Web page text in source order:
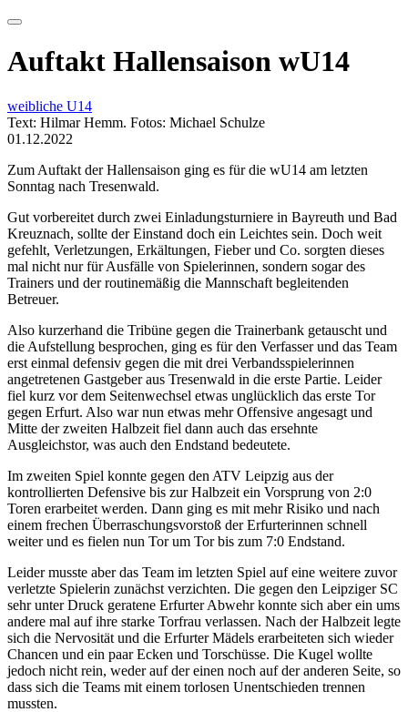
Auftakt Hallensaison wU14
weibliche U14
Text: Hilmar Hemm. Fotos: Michael Schulze
01.12.2022
Zum Auftakt der Hallensaison ging es für die wU14 am letzten
Sonntag nach Tresenwald.
Gut vorbereitet durch zwei Einladungsturniere in Bayreuth und Bad
Kreuznach, sollte der Einstand doch ein Leichtes sein. Doch weit
gefehlt, Verletzungen, Erkältungen, Fieber und Co. sorgten dieses
mal nicht nur für Ausfälle von Spielerinnen, sondern sogar des
Trainers und der routinemäßig die Mannschaft begleitenden
Betreuer.
Also kurzerhand die Tribüne gegen die Trainerbank getauscht und
die Aufstellung besprochen, ging es für den Verfasser und das Team
erst einmal defensiv gegen die mit drei Verbandsspielerinnen
angetretenen Gastgeber aus Tresenwald in die erste Partie. Leider
fiel kurz vor dem Seitenwechsel etwas unglücklich das erste Tor
gegen Erfurt. Also war nun etwas mehr Offensive angesagt und
Mitte der zweiten Halbzeit fiel dann auch das ersehnte
Ausgleichstor, was auch den Endstand bedeutete.
Im zweiten Spiel konnte gegen den ATV Leipzig aus der
kontrollierten Defensive bis zur Halbzeit ein Vorsprung von 2:0
Toren erarbeitet werden. Dann ging es mit mehr Risiko und nach
einem frechen Überraschungsvorstoß der Erfurterinnen schnell
weiter und es fielen nun Tor um Tor bis zum 7:0 Endstand.
Leider musste aber das Team im letzten Spiel auf eine weitere zuvor
verletzte Spielerin zunächst verzichten. Die gegen den Leipziger SC
sehr unter Druck geratene Erfurter Abwehr konnte sich aber ein ums
andere mal auf ihre starke Torfrau verlassen. Nach der Halbzeit legte
sich die Nervosität und die Erfurter Mädels erarbeiteten sich wieder
Chancen und ein paar Ecken und Torschüsse. Die Kugel wollte
jedoch nicht rein, weder auf der einen noch auf der anderen Seite, so
dass sich die Teams mit einem torlosen Unentschieden trennen
mussten.